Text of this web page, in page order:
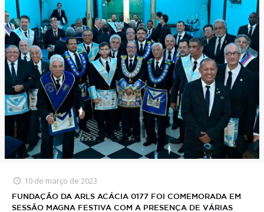
10 de março de 2023
FUNDAÇÃO DA ARLS ACÁCIA 0177 FOI COMEMORADA EM
SESSÃO MAGNA FESTIVA COM A PRESENÇA DE VÁRIAS